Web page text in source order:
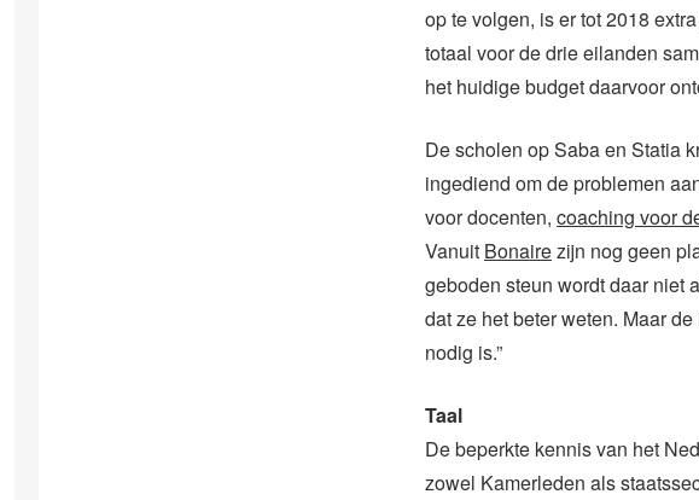
op te volgen, is er tot 2018
totaal voor de drie eilanden
het huidige budget daarvoor
De scholen op Saba en Statia
ingediend om de problemen
voor docenten, coaching voor
Vanuit Bonairezijn nog geen
geboden steun wordt daar niet
dat ze het beter weten. Maar
nodig is.”
Taal
De beperkte kennis van het
zowel Kamerleden als